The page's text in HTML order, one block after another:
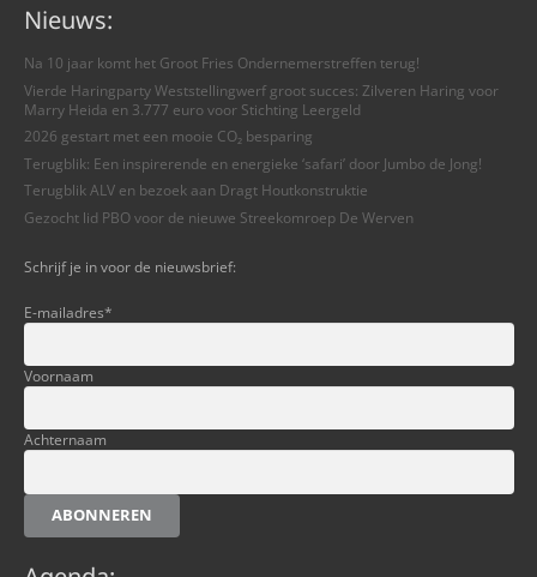
Nieuws:
Na 10 jaar komt het Groot Fries Ondernemerstreffen terug!
Vierde Haringparty Weststellingwerf groot succes: Zilveren Haring voor
Marry Heida en 3.777 euro voor Stichting Leergeld
2026 gestart met een mooie CO₂ besparing
Terugblik: Een inspirerende en energieke ‘safari’ door Jumbo de Jong!
Terugblik ALV en bezoek aan Dragt Houtkonstruktie
Gezocht lid PBO voor de nieuwe Streekomroep De Werven
Schrijf je in voor de nieuwsbrief:
E-mailadres*
Voornaam
Achternaam
ABONNEREN